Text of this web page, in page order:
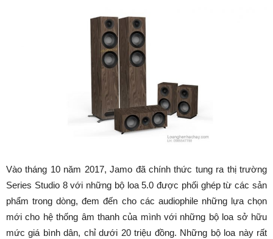
Vào tháng 10 năm 2017, Jamo đã chính thức tung ra thị trường
Series Studio 8 với những bộ loa 5.0 được phối ghép từ các sản
phẩm trong dòng, đem đến cho các audiophile những lựa chọn
mới cho hệ thống âm thanh của mình với những bộ loa sở hữu
mức giá bình dân, chỉ dưới 20 triệu đồng. Những bộ loa này rất